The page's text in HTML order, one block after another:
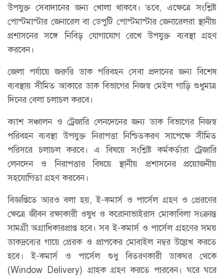
উপযুক্ত সেবাদানের জন্য খোলা থাকবে। তবে, এক্ষেত্রে সংশ্লিষ্ট
পোস্টমাস্টার জেনারেল বা ডেপুটি পোস্টমাস্টার জেনারেলরা স্থানীয়
প্রশাসনের সঙ্গে নিবিড় যোগাযোগ রেখে উপযুক্ত ব্যবস্থা গ্রহণ
করবেন।
জেলা পর্যায়ে জরুরি ডাক পরিবহন সেবা প্রদানের জন্য বিশেষ
ব্যবস্থায় সীমিত আকারে ডাক বিভাগের নিজস্ব মেইল গাড়ি শুধুমাত্র
দিনের বেলা চলাচল করবে।
ক্যাশ সঞ্চালন ও ট্রেজারি লেনদেনের জন্য ডাক বিভাগের নিজস্ব
পরিবহন ব্যবস্থা উপযুক্ত নিরাপত্তা নিশ্চিতকরণ সাপেক্ষে সীমিত
পরিসরে চলাচল করবে। এ বিষয়ে সংশ্লিষ্ট কর্মকর্তারা ট্রেজারি
লেনদেন ও নিরাপত্তার বিষয়ে স্থানীয় প্রশাসনের প্রয়োজনীয়
সহযোগিতা গ্রহণ করবেন।
বিজ্ঞপ্তিতে আরও বলা হয়, ই-কমার্স ও পার্সেল গ্রহণ ও প্রেরণের
ক্ষেত্রে জীবন রক্ষাকারী ওষুধ ও করোনাভাইরাস মোকাবিলা সংক্রান্ত
সামগ্রী অগ্রাধিকারপ্রাপ্ত হবে। সব ই-কমার্স ও পার্সেল গ্রহণের সময়
ডাকদ্রব্যের গায়ে প্রেরক ও প্রাপকের মোবাইল নম্বর উল্লেখ করতে
হবে। ই-কমার্স ও পার্সেল শুধু বিতরণকারী ডাকঘর থেকে
(Window Delivery) গ্রাহক গ্রহণ করতে পারবেন। ঘরে ঘরে